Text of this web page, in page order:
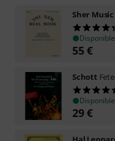
Sher Music
55€
Schott
29€